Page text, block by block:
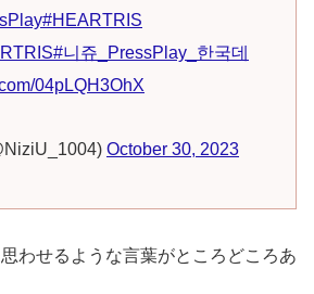
#HEARTRIS
#니쥬_PressPlay_한국데
04pLQH3OhX
October 30, 2023
わせるような言葉がところどころあ